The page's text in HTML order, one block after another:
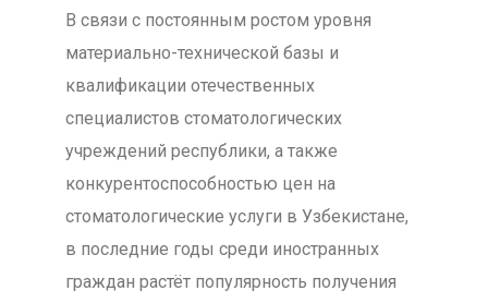
В связи с постоянным ростом уровня
материально-технической базы и
квалификации отечественных
специалистов стоматологических
учреждений республики, а также
конкурентоспособностью цен на
стоматологические услуги в Узбекистане,
в последние годы среди иностранных
граждан растёт популярность получения